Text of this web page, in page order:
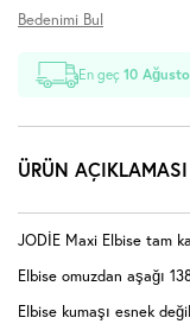
Bedenimi Bul
En geç10
ÜRÜN AÇIKLAMASI
JODİE Maxi Elbise tam
Elbise omuzdan aşağı
Elbise kumaşı esnek